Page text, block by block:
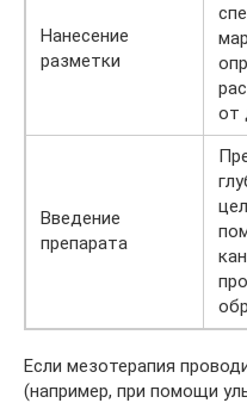
Нанесение
разметки
от
Введение
препарата
Если мезотерапия
(например, при помощи